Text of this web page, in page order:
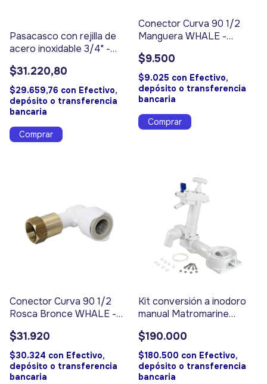
Pasacasco con rejilla de
acero inoxidable 3/4" -
$31.220,80
$29.659,76 con Efectivo,
depósito o transferencia
bancaria
Conector Curva 90 1/2
Manguera WHALE -
$9.500
$9.025 con Efectivo,
depósito o transferencia
bancaria
Conector Curva 90 1/2
Rosca Bronce WHALE -
$31.920
$30.324 con Efectivo,
depósito o transferencia
bancaria
Kit conversión a inodoro
manual Matromarine
$190.000
$180.500 con Efectivo,
depósito o transferencia
bancaria